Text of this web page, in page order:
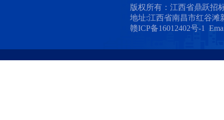
版权所有：江西省鼎跃招
地址:江西省南昌市红谷滩
赣ICP备16012402号-1